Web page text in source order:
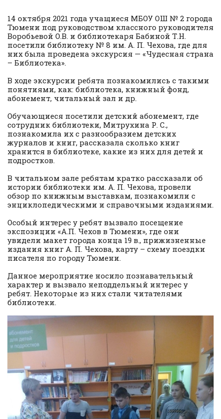
14 октября 2021 года учащиеся МБОУ ОШ № 2 города
Тюмени под руководством классного руководителя
Воробьевой О.В. и библиотекаря Бабиной Т.Н.
посетили библиотеку № 8 им. А. П. Чехова, где для
них была проведена экскурсия — «Чудесная страна
– Библиотека».
В ходе экскурсии ребята познакомились с такими
понятиями, как: библиотека, книжный фонд,
абонемент, читальный зал и др.
Обучающиеся посетили детский абонемент, где
сотрудник библиотеки, Митрухина Р. С.,
познакомила их с разнообразием детских
журналов и книг, рассказала сколько книг
хранится в библиотеке, какие из них для детей и
подростков.
В читальном зале ребятам кратко рассказали об
истории библиотеки им. А. П. Чехова, провели
обзор по книжным выставкам, познакомили с
энциклопедическими и справочными изданиями.
Особый интерес у ребят вызвало посещение
экспозиции «А.П. Чехов в Тюмени», где они
увидели макет города конца 19 в., прижизненные
издания книг А. П. Чехова, карту – схему поездки
писателя по городу Тюмени.
Данное мероприятие носило познавательный
характер и вызвало неподдельный интерес у
ребят. Некоторые из них стали читателями
библиотеки.